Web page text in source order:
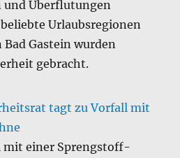
und Überflutungen
Urlaubsregionen
Gastein wurden
gebracht.
tagt zu Vorfall mit
mit einer Sprengstoff-